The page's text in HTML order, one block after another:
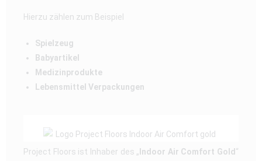
Hierzu zählen zum Beispiel
Spielzeug
Babyartikel
Medizinprodukte
Lebensmittel Verpackungen
Project Floors ist Inhaber des „ Indoor Air Comfort Gold “